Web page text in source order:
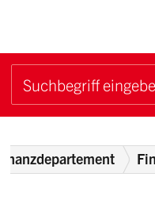
Navigieren
Suchbegriff